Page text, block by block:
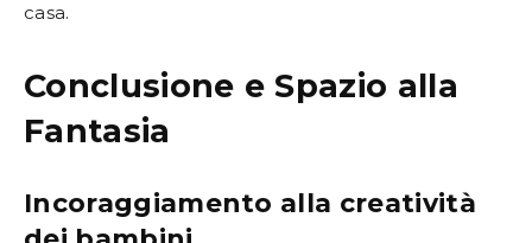
casa.
Conclusione e Spazio alla
Fantasia
Incoraggiamento alla creatività